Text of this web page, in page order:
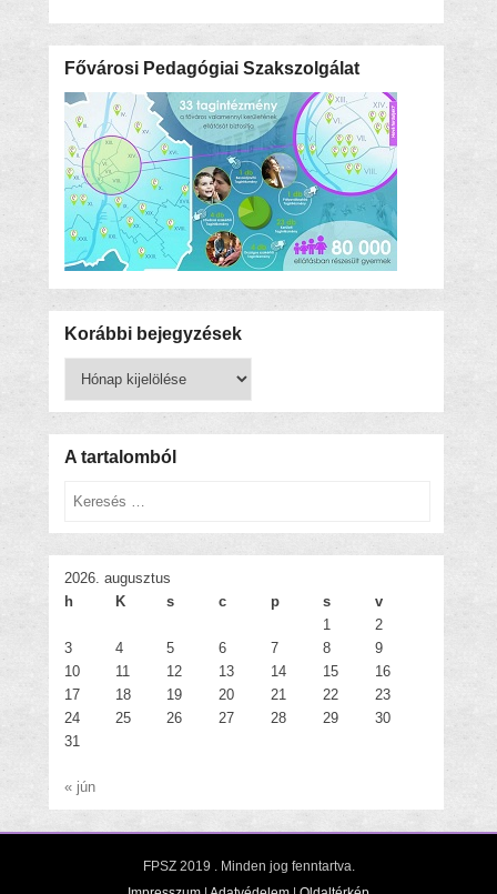
Fővárosi Pedagógiai Szakszolgálat
Korábbi bejegyzések
bejegyzések
A tartalomból
Keresés
2026. augusztus
h
K s c p s
v
1
2
3
4 5 6 7 8
9
10
11 12 13 14 15
16
17
18 19 20 21 22
23
24
25 26 27 28 29
30
31
« jún
FPSZ 2019
. Minden jog fenntartva.